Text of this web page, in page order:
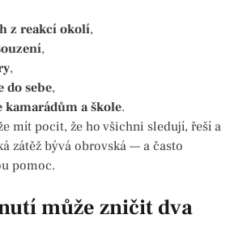
z reakcí okolí,
,
,
do sebe,
kamarádům a škole.
mít pocit, že ho všichni sledují, řeší a
zátěž bývá obrovská — a často
pomoc.
může zničit dva